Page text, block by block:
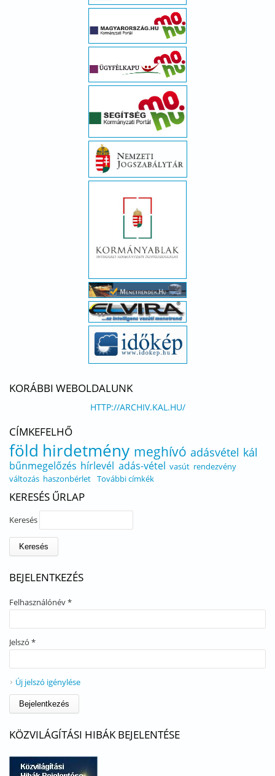
KORÁBBI WEBOLDALUNK
HTTP://ARCHIV.KAL.HU/
CÍMKEFELHŐ
föld hirdetmény meghívó adásvétel kál
bűnmegelőzés hírlevél adás-vétel vasút rendezvény
változás haszonbérlet További címkék
KERESÉS ŰRLAP
Keresés
BEJELENTKEZÉS
Felhasználónév*
Jelszó *
Új jelszó igénylése
KÖZVILÁGÍTÁSI HIBÁK BEJELENTÉSE